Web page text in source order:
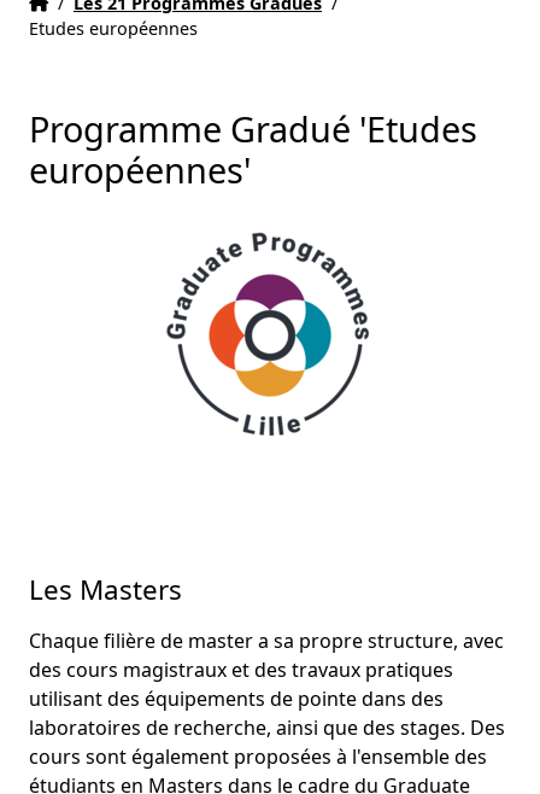
Etudes européennes
Programme Gradué 'Etudes
européennes'
Les Masters
Chaque filière de master a sa propre structure, avec
des cours magistraux et des travaux pratiques
utilisant des équipements de pointe dans des
laboratoires de recherche, ainsi que des stages. Des
cours sont également proposées à l'ensemble des
étudiants en Masters dans le cadre du Graduate